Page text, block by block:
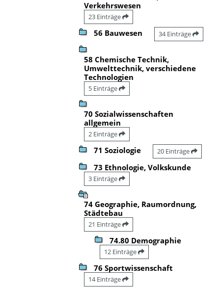
Verkehrswesen
23 Einträge
56 Bauwesen 34 Einträge
58 Chemische Technik,
Umwelttechnik, verschiedene
Technologien
5 Einträge
70 Sozialwissenschaften
allgemein
2 Einträge
71 Soziologie 20 Einträge
73 Ethnologie, Volkskunde
3 Einträge
74 Geographie, Raumordnung,
Städtebau
21 Einträge
74.80 Demographie
12 Einträge
76 Sportwissenschaft
14 Einträge